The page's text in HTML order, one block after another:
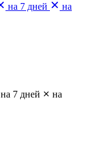
на 7 дней
на
на 7 дней
на